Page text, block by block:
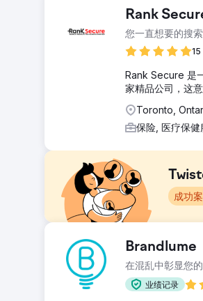
Rank
您一直想要的搜
15
Rank Secure 是
家精品公司，这
Toronto,
保险, 医疗保健
成功
挑战
该项目的目标是创建一个网站
解决方案
我们的解决方案是深入参与研
Brandlume
在混乱中彰显您
业绩记录